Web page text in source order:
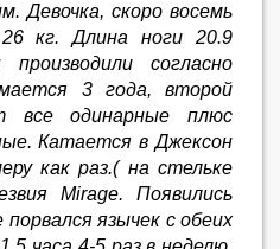
Девочка, скоро восемь
кг. Длина ноги 20.9
согласно
3 года, второй
все одинарные плюс
Катается в Джексон
как раз.( на стельке
Mirage. Появились
язычек с обеих